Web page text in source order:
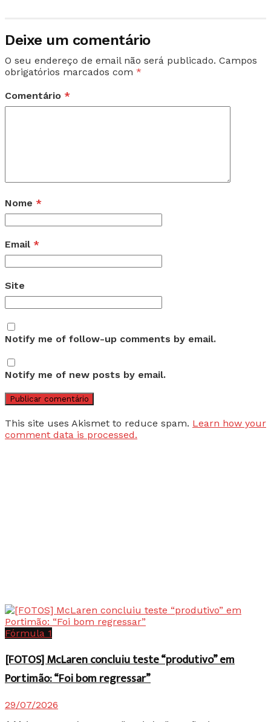
Deixe um comentário
O seu endereço de email não será publicado. Campos
obrigatórios marcados com *
Comentário *
Nome *
Email *
Site
Notify me of follow-up comments by email.
Notify me of new posts by email.
This site uses Akismet to reduce spam. Learn how your
comment data is processed.
Fórmula 1
[FOTOS] McLaren concluiu teste “produtivo” em
Portimão: “Foi bom regressar”
29/07/2026